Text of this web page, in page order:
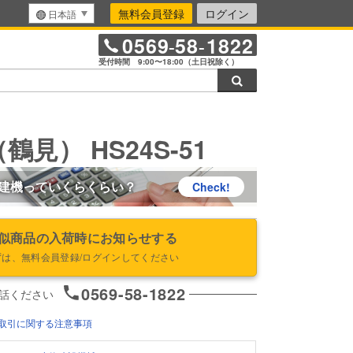
日本語 無料会員登録 ログイン
0569-58-1822
受付時間 9:00〜18:00（土日祝除く）
見） HS24S-51
機っていくらくらい？ Check!
商品の入荷時にお知らせする
、無料会員登録/ログインしてください
ください 0569-58-1822
引に関する注意事項